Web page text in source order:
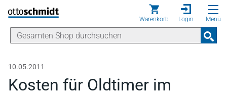
Direkt zum Inhalt
Warenkorb Login Menü
10.05.2011
Kosten für Oldtimer im